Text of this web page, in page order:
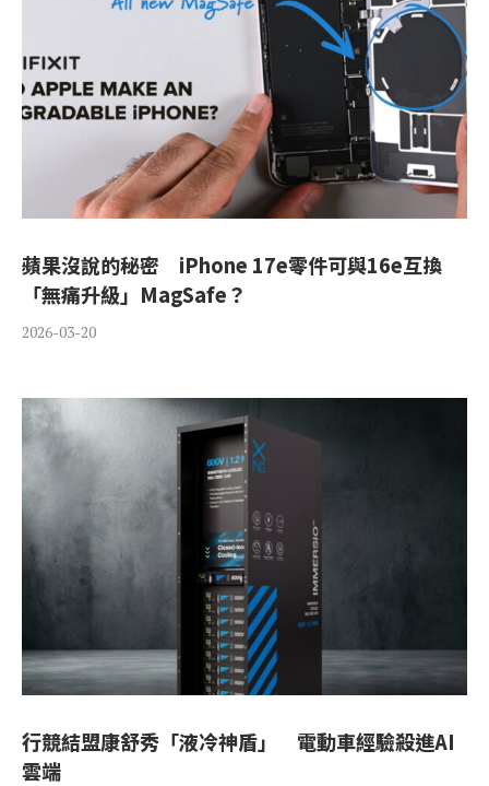
蘋果沒說的秘密 iPhone 17e零件可與16e互換
「無痛升級」MagSafe？
2026-03-20
行競結盟康舒秀「液冷神盾」 電動車經驗殺進AI
雲端